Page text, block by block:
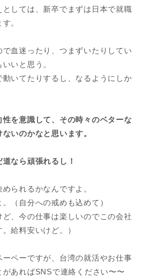
しては、新卒でまずは日本で就職
。
で血迷ったり、つまずいたりしてい
いと思う。
動いてたりするし、なるようにしか
を意識して、その時々のベターな
いのかなと思います。
なら頑張れるし！
られるかなんですよ。
（自分への戒めも込めて）
ど、今の仕事は楽しいのでこの会社
給料安いけど。）
ペーですが、台湾の就活やお仕事
あればSNSで連絡ください〜〜